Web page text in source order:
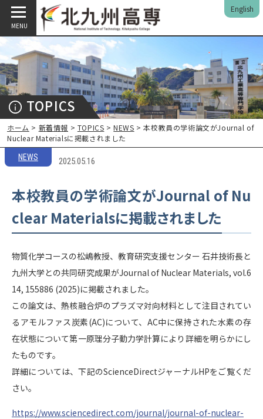
MENU
English
TOPICS
ホーム > 新着情報 > TOPICS >NEWS > 本校教員の学術論文がJournal of
Nuclear Materialsに掲載されました
NEWS 2025.05.16
本校教員の学術論文がJournal of Nu
clear Materialsに掲載されました
物質化学コースの松嶋教授、教育研究支援センター 石井技術長と
九州大学との共同研究成果がJournal of Nuclear Materials, vol.6
14, 155886 (2025)に掲載されました。
この論文は、熱核融合炉のプラズマ対向材料として注目されてい
るアモルファス炭素(AC)について、AC中に保持された水素の存
在状態について第一原理分子動力学計算により詳細を明らかにし
たものです。
詳細については、下記のScienceDirectジャーナルHPをご覧くだ
さい。
https://www.sciencedirect.com/journal/journal-of-nuclear-